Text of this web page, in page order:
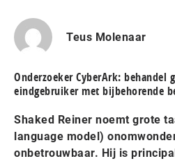
Teus Molenaar
Onderzoeker CyberArk: behandel
eindgebruiker met bijbehorende
Shaked Reiner noemt grote
language model)
onbetrouwbaar. Hij is